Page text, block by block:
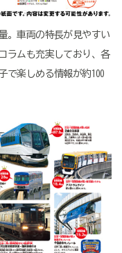
。車両の特長が見やすい
ラムも充実しており、各
で楽しめる情報が約100